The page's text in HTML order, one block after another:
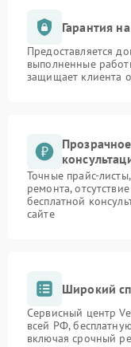
Гарантия
Предоставляется
выполненные
защищает клиента
Точные прайс-
ремонта,
бесплатной
сайте
Широкий
Сервисный центр
всей РФ,
включая срочный